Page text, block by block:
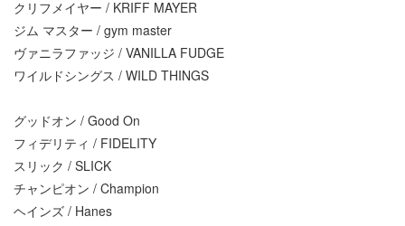
クリフメイヤー / KRIFF MAYER
ジム マスター / gym master
ヴァニラファッジ / VANILLA FUDGE
ワイルドシングス / WILD THINGS
グッドオン / Good On
フィデリティ / FIDELITY
スリック / SLICK
チャンピオン / Champion
ヘインズ / Hanes